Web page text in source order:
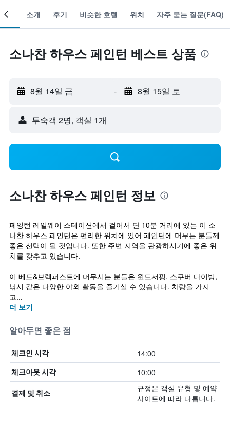
객실 소개 후기 비슷한 호텔 위치 자주 묻는 질문(FAQ)
소나찬 하우스 페인턴 베스트 상품
8월 14일 금 - 8월 15일 토
​투숙객 2​명, ​객실 1개
소나찬 하우스 페인턴 정보
페잉턴 레일웨이 스테이션에서 걸어서 단 10분 거리에 있는 이 소
나찬 하우스 페인턴은 편리한 위치에 있어 페인턴에 머무는 분들께
좋은 선택이 될 것입니다. 또한 주변 지역을 관광하시기에 좋은 위
치를 갖추고 있습니다.
이 베드&브렉퍼스트에 머무시는 분들은 윈드서핑, 스쿠버 다이빙,
낚시 같은 다양한 야외 활동을 즐기실 수 있습니다. 차량을 가지
고...
더 보기
알아두면 좋은 점
체크인 시각 14:00
체크아웃 시각 10:00
결제 및 취소
규정은 객실 유형 및 예약
사이트에 따라 다릅니다.